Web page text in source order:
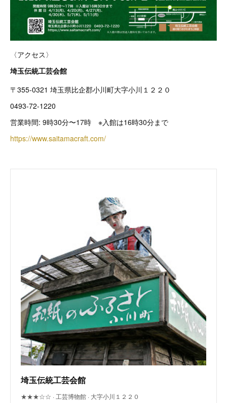
〈アクセス〉
埼玉伝統工芸会館
〒355-0321 埼玉県比企郡小川町大字小川１２２０
0493-72-1220
営業時間: 9時30分〜17時 ※入館は16時30分まで
https://www.saitamacraft.com/
埼玉伝統工芸会館
★★★☆☆ · 工芸博物館 · 大字小川１２２０